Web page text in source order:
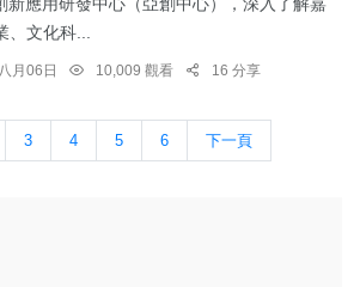
新應用研發中心（亞創中心），深入了解嘉
、文化科...
月06日 10,009 觀看 16 分享
3 4 5 6 下一頁